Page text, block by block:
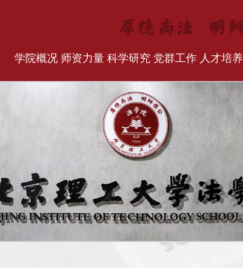
学院概况 师资力量 科学研究 党群工作 人才培养